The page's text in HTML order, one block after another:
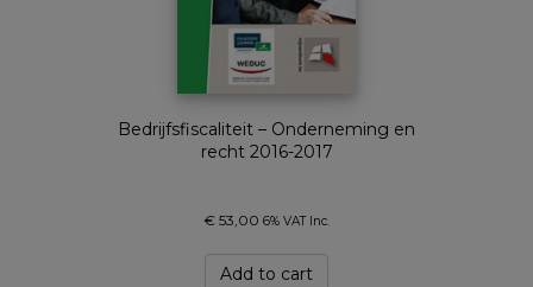
Bedrijfsfiscaliteit – Onderneming en
recht 2016-2017
€ 53,00 6% VAT Inc.
Add to cart